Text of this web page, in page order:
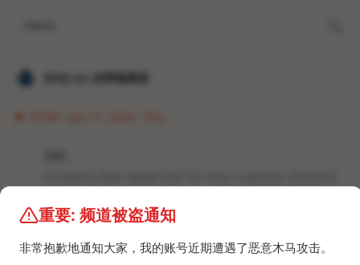
𝐙𝐆𝐐 ɪɴᴄ.的唠嗑频道
4.5 MB
重要: 频道被盗通知
非常抱歉地通知大家，我的账号近期遭遇了恶意木马攻击。